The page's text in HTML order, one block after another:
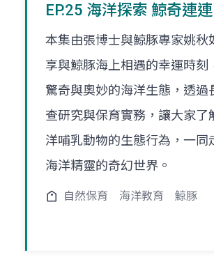
EP.25 海洋探索 鯨奇連連
本集由張博士與鯨豚專家姚秋
享與鯨豚海上相遇的幸運時刻
驚奇與奧妙的海洋生態，透過
查研究與保育實務，讓大家了
洋哺乳動物的生態行為，一同
海洋精靈的奇幻世界。
自然保育 海洋教育 鯨豚